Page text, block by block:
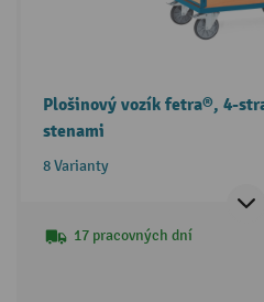
Plošinový vozík fetra®, 4-
stenami
8 Varianty
17 pracovných dní